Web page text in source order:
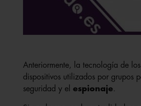
Anteriormente, la tecnología de los
dispositivos utilizados por grupos
seguridad y el espionaje.